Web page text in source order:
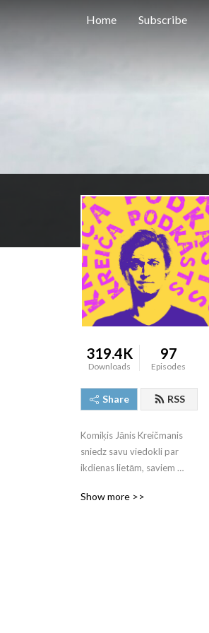
Home Subscribe
319.4K
Downloads
97
Episodes
Share RSS
Komiķis Jānis Kreičmanis
sniedz savu viedokli par
ikdienas lietām, saviem
komēdiju Latvijā. Kā arī
Show more >>